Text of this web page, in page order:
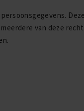
van deze